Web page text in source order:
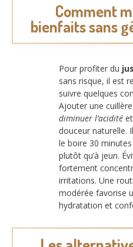
Comment
bienfaits sans
Pour profiter du
sans risque, il est
suivre quelques
Ajouter une
diminuer l’acidité
douceur naturelle.
le boire 30
plutôt qu’à jeun.
fortement
irritations. Une
modérée favorise
hydratation et